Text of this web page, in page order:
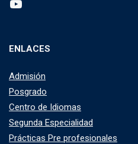
ENLACES
Admisión
Posgrado
Centro de Idiomas
Segunda Especialidad
Prácticas Pre profesionales